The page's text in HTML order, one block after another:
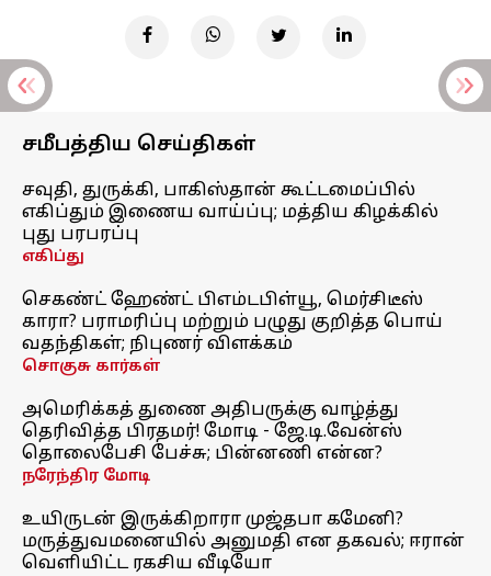
சமீபத்திய செய்திகள்
சவுதி, துருக்கி, பாகிஸ்தான் கூட்டமைப்பில்
எகிப்தும் இணைய வாய்ப்பு; மத்திய கிழக்கில்
புது பரபரப்பு
எகிப்து
செகண்ட் ஹேண்ட் பிஎம்டபிள்யூ, மெர்சிடீஸ்
காரா? பராமரிப்பு மற்றும் பழுது குறித்த பொய்
வதந்திகள்; நிபுணர் விளக்கம்
சொகுசு கார்கள்
அமெரிக்கத் துணை அதிபருக்கு வாழ்த்து
தெரிவித்த பிரதமர்! மோடி - ஜே.டி.வேன்ஸ்
தொலைபேசி பேச்சு; பின்னணி என்ன?
நரேந்திர மோடி
உயிருடன் இருக்கிறாரா முஜ்தபா கமேனி?
மருத்துவமனையில் அனுமதி என தகவல்; ஈரான்
வெளியிட்ட ரகசிய வீடியோ